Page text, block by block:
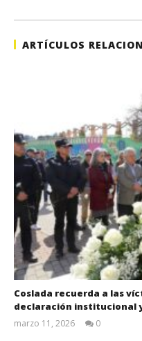
ARTÍCULOS
Coslada recuerda a las
declaración institucional
marzo 11, 2026
0